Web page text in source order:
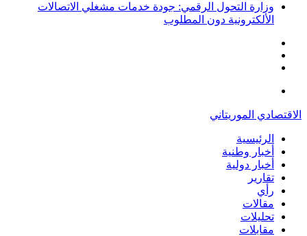
وزارة التحول الرقمي: جودة خدمات مشغلي الاتصالات
الألكترونية دون المطلوب
الاقتصادي الموريتاني
الرئيسية
أخبار وطنية
أخبار دولية
تقارير
رأي
مقالات
تحليلات
مقابلات